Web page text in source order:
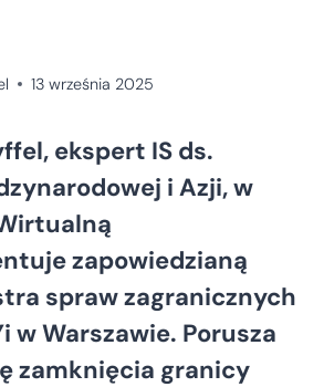
13 września 2025
ekspert IS ds.
i Azji, w
zapowiedzianą
spraw zagranicznych
w Warszawie. Porusza
zamknięcia granicy